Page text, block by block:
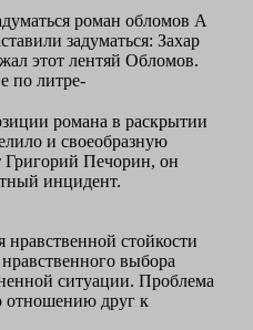
роман обломов А
задуматься: Захар
этот лентяй Обломов.
по литре-
романа в раскрытии
и своеобразную
Григорий Печорин, он
инцидент.
стойкости
выбора
ситуации. Проблема
отношению друг к